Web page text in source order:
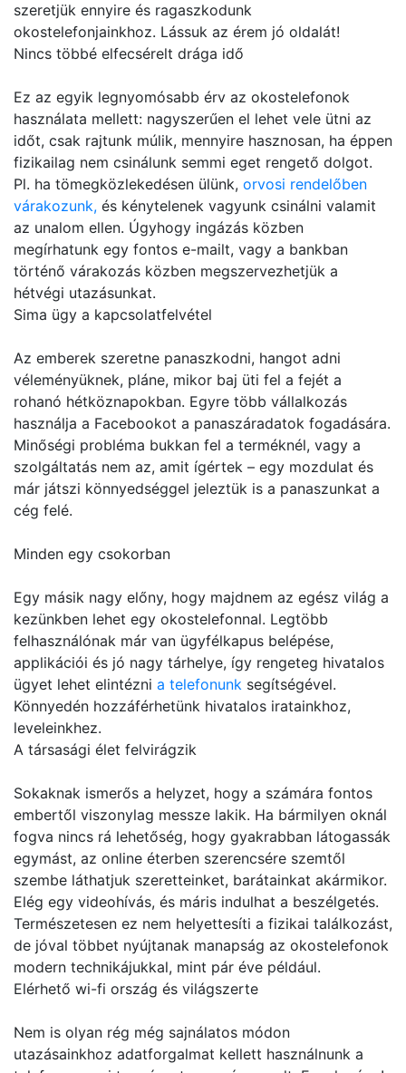
szeretjük ennyire és ragaszkodunk
okostelefonjainkhoz. Lássuk az érem jó oldalát!
Nincs többé elfecsérelt drága idő
Ez az egyik legnyomósabb érv az okostelefonok
használata mellett: nagyszerűen el lehet vele ütni az
időt, csak rajtunk múlik, mennyire hasznosan, ha éppen
fizikailag nem csinálunk semmi eget rengető dolgot.
Pl. ha tömegközlekedésen ülünk, orvosi rendelőben
várakozunk, és kénytelenek vagyunk csinálni valamit
az unalom ellen. Úgyhogy ingázás közben
megírhatunk egy fontos e-mailt, vagy a bankban
történő várakozás közben megszervezhetjük a
hétvégi utazásunkat.
Sima ügy a kapcsolatfelvétel
Az emberek szeretne panaszkodni, hangot adni
véleményüknek, pláne, mikor baj üti fel a fejét a
rohanó hétköznapokban. Egyre több vállalkozás
használja a Facebookot a panaszáradatok fogadására.
Minőségi probléma bukkan fel a terméknél, vagy a
szolgáltatás nem az, amit ígértek – egy mozdulat és
már játszi könnyedséggel jeleztük is a panaszunkat a
cég felé.
Minden egy csokorban
Egy másik nagy előny, hogy majdnem az egész világ a
kezünkben lehet egy okostelefonnal. Legtöbb
felhasználónak már van ügyfélkapus belépése,
applikációi és jó nagy tárhelye, így rengeteg hivatalos
ügyet lehet elintézni a telefonunk segítségével.
Könnyedén hozzáférhetünk hivatalos iratainkhoz,
leveleinkhez.
A társasági élet felvirágzik
Sokaknak ismerős a helyzet, hogy a számára fontos
embertől viszonylag messze lakik. Ha bármilyen oknál
fogva nincs rá lehetőség, hogy gyakrabban látogassák
egymást, az online éterben szerencsére szemtől
szembe láthatjuk szeretteinket, barátainkat akármikor.
Elég egy videohívás, és máris indulhat a beszélgetés.
Természetesen ez nem helyettesíti a fizikai találkozást,
de jóval többet nyújtanak manapság az okostelefonok
modern technikájukkal, mint pár éve például.
Elérhető wi-fi ország és világszerte
Nem is olyan rég még sajnálatos módon
utazásainkhoz adatforgalmat kellett használnunk a